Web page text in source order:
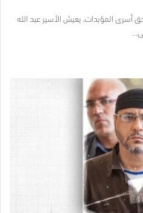
أسرى المؤبدات، يعيش الأسير عبد الله